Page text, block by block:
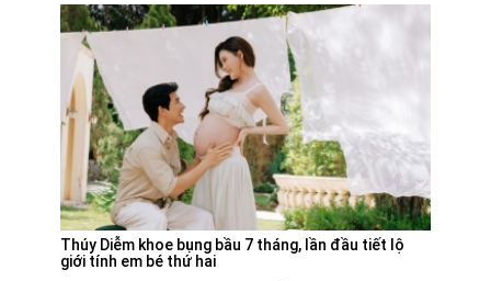
Thúy Diễm khoe bụng bầu 7 tháng, lần đầu tiết lộ
giới tính em bé thứ hai